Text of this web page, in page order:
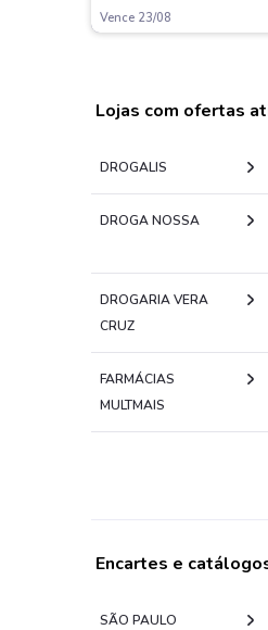
Vence 23/08
Lojas com ofertas
DROGALIS
DROGA NOSSA
DROGARIA VERA
CRUZ
FARMÁCIAS
MULTMAIS
Encartes e
SÃO PAULO